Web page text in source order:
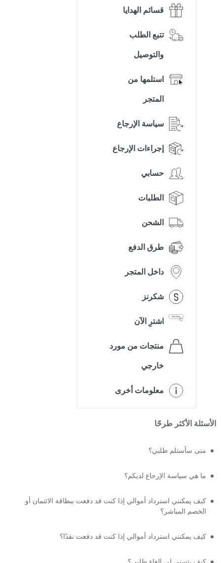
قسائم الهدايا
تتبع الطلب
والتوصيل
استلمها من
المتجر
سياسة الإرجاع
إجراءات الإرجاع
حسابي
الطلبات
الشحن
طرق الدفع
داخل المتجر
شكرنز
اشترِ الآن
منتجات من مورد
خارجي
معلومات أخرى
الأسئلة الأكثر طرحًا
متى سأستلم طلبي؟
ما هي سياسة الإرجاع لديكم؟
كيف يمكنني استرداد أموالي إذا كنت قد دفعت ببطاقة الائتمان أو
الخصم المباشر؟
كيف يمكنني استرداد أموالي إذا كنت قد دفعت نقدًا؟